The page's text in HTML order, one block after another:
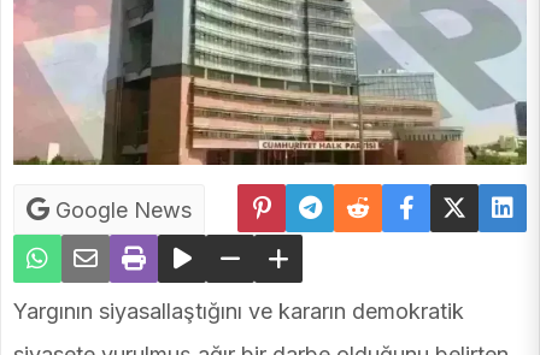
Google News
Yargının siyasallaştığını ve kararın demokratik